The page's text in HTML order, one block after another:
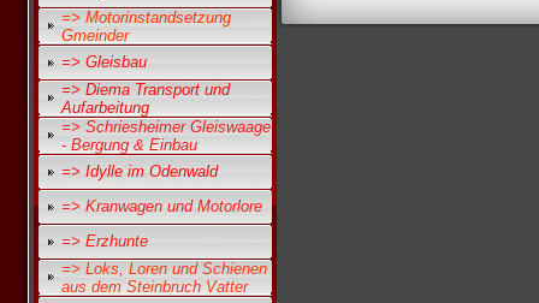
=> Motorinstandsetzung
Gmeinder
=> Gleisbau
=> Diema Transport und
Aufarbeitung
=> Schriesheimer Gleiswaage
- Bergung & Einbau
=> Idylle im Odenwald
=> Kranwagen und Motorlore
=> Erzhunte
=> Loks, Loren und Schienen
aus dem Steinbruch Vatter